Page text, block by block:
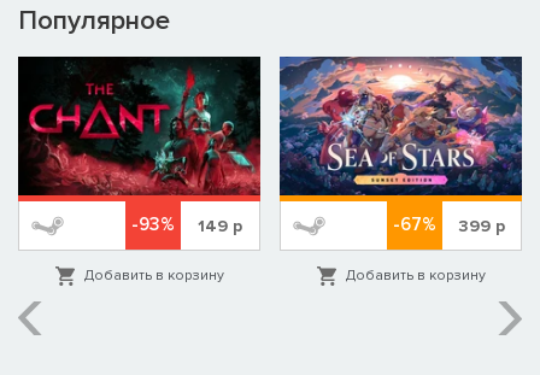
Популярное
-93% 149 р
Добавить в корзину
-67% 399 р
Добавить в корзину